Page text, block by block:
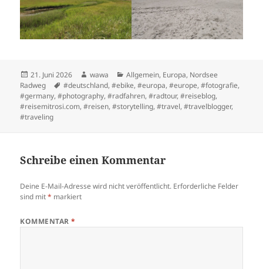
Posted
on
21. Juni 2026 Author
wawa Categories
Allgemein, Europa, Nordsee
Radweg
Tags
#deutschland,#ebike,#europa,#europe,#fotografie,
#germany,#photography,#radfahren,#radtour,#reiseblog,
#reisemitrosi.com,#reisen,#storytelling,#travel,#travelblogger,
#traveling
Schreibe einen Kommentar
Deine E-Mail-Adresse wird nicht veröffentlicht. Erforderliche Felder
sind mit* markiert
KOMMENTAR*